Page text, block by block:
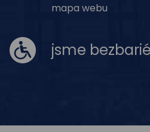
mapa webu
jsme